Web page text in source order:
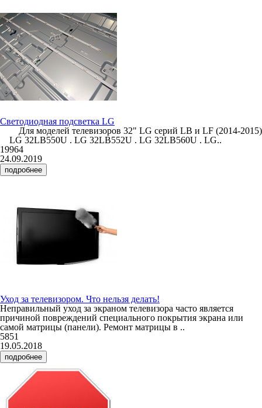
Светодиодная подсветка LG
Для моделей телевизоров 32" LG серий LB и LF (2014-2015)
LG 32LB550U . LG 32LB552U . LG 32LB560U . LG..
19964
24.09.2019
подробнее
Уход за телевизором. Что нельзя делать!
Неправильный уход за экраном телевизора часто является
причиной повреждений специального покрытия экрана или
самой матрицы (панели). Ремонт матрицы в ..
5851
19.05.2018
подробнее